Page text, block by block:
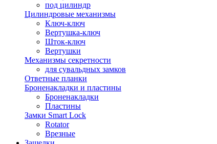
под цилиндр
Цилиндровые механизмы
Ключ-ключ
Вертушка-ключ
Шток-ключ
Вертушки
Механизмы секретности
для сувальдных замков
Ответные планки
Броненакладки и пластины
Броненакладки
Пластины
Замки Smart Lock
Rotator
Врезные